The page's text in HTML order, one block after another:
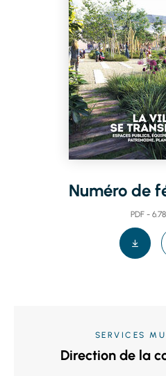
Numéro de
PDF -
SERVICES
Direction de la